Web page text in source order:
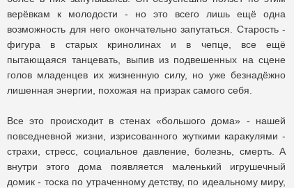
верёвкам к молодости - но это всего лишь ещё одна
возможность для него окончательно запутаться. Старость -
фигура в старых кринолинах и в чепце, все ещё
пытающаяся танцевать, выпив из подвешенных на сцене
голов младенцев их жизненную силу, но уже безнадёжно
лишенная энергии, похожая на призрак самого себя.
Все это происходит в стенах «большого дома» - нашей
повседневной жизни, изрисованного жуткими каракулями -
страхи, стресс, социальное давление, болезнь, смерть. А
внутри этого дома появляется маленький игрушечный
домик - тоска по утраченному детству, по идеальному миру,